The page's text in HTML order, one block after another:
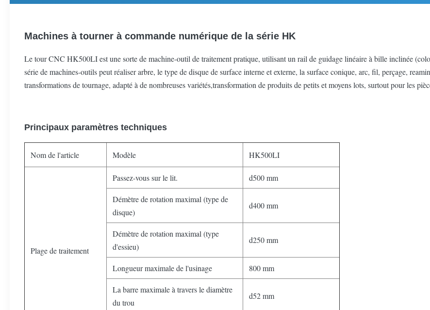
Machines à tourner à commande numérique de la série HK
Le tour CNC HK500LI est une sorte de machine-outil de traitement pratique, utilisant un rail de guidage linéaire à bille inclinée
série de machines-outils peut réaliser arbre, le type de disque de surface interne et externe, la surface conique, arc, fil, perçage,
transformations de tournage, adapté à de nombreuses variétés,transformation de produits de petits et moyens lots, surtout pour les
Principaux paramètres techniques
Nom de l'article Modèle HK500LI
Plage de traitement
Passez-vous sur le lit. d500 mm
Démètre de rotation maximal (type de
disque)
d400 mm
Démètre de rotation maximal (type
d'essieu)
d250 mm
Longueur maximale de l'usinage 800 mm
La barre maximale à travers le diamètre
du trou
d52 mm